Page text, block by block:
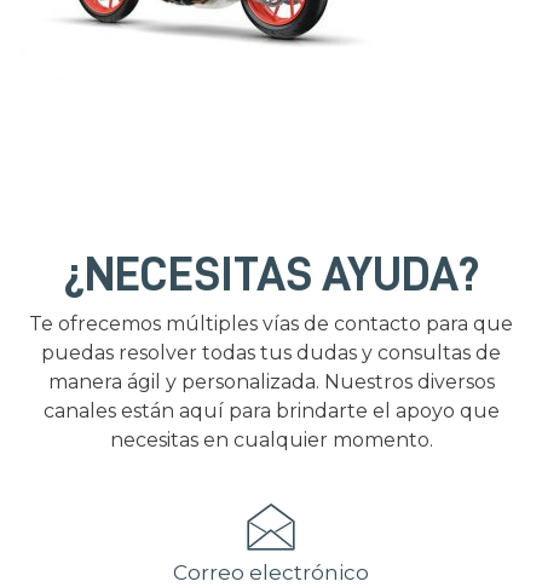
¿NECESITAS AYUDA?
Te ofrecemos múltiples vías de contacto para que
puedas resolver todas tus dudas y consultas de
manera ágil y personalizada. Nuestros diversos
canales están aquí para brindarte el apoyo que
necesitas en cualquier momento.
Correo electrónico